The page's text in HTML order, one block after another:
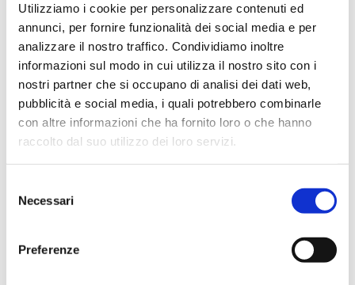
Utilizziamo i cookie per personalizzare contenuti ed
annunci, per fornire funzionalità dei social media e per
analizzare il nostro traffico. Condividiamo inoltre
informazioni sul modo in cui utilizza il nostro sito con i
nostri partner che si occupano di analisi dei dati web,
pubblicità e social media, i quali potrebbero combinarle
con altre informazioni che ha fornito loro o che hanno
raccolto dal suo utilizzo dei loro servizi.
delNecessari
Preferenze
La Prof.ssa Elena Molena sarà assente giovedì 14
maggio 2026. La lezione sarà recuperata giovedì 11
giugno 2026.
TUTTI GLI AVVISI
Presentazione
Il corso di Tecniche calcografiche sperimentali per il
d'Arte.
Il percorso grafico prevede di acquisire conoscenze e